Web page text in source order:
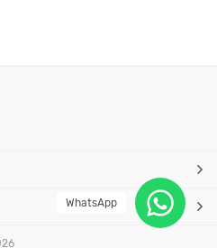
WhatsApp